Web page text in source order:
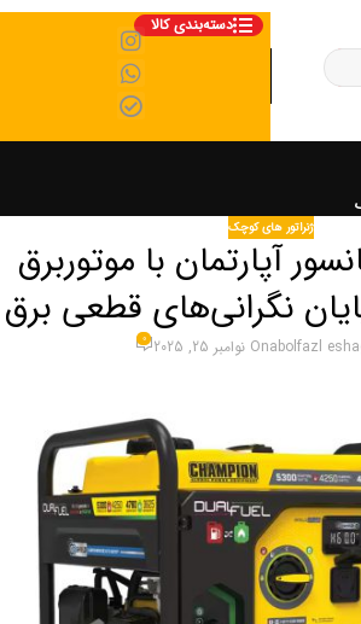
دسته‌بندی کالا
ژنراتور های کوچک
آپارتمان با موتوربرق
نگرانی‌های قطعی برق
abolfazlOn نوامبر 25, 2025 0